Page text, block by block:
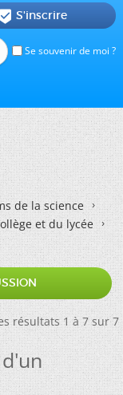
Se souvenir de moi ?
 S'inscrire
de la science
et du lycée
résultats 1 à 7 sur 7